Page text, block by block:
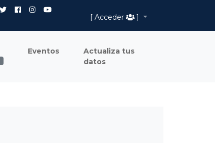
[ Acceder
]
Eventos
Actualiza tus
datos